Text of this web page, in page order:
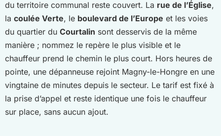
du territoire communal reste couvert. La rue de l’Église,
la coulée Verte, le boulevard de l’Europe et les voies
du quartier du Courtalin sont desservis de la même
manière ; nommez le repère le plus visible et le
chauffeur prend le chemin le plus court. Hors heures de
pointe, une dépanneuse rejoint Magny-le-Hongre en une
vingtaine de minutes depuis le secteur. Le tarif est fixé à
la prise d’appel et reste identique une fois le chauffeur
sur place, sans aucun ajout.